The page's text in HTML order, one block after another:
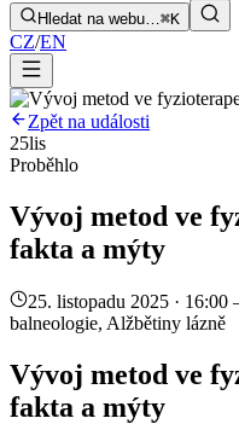
Hledat na webu…⌘K
CZ/EN
Zpět na události
25lis
Proběhlo
Vývoj metod ve
fakta a mýty
25. listopadu 2025 · 16:00
balneologie, Alžbětiny lázně
Vývoj metod ve
fakta a mýty